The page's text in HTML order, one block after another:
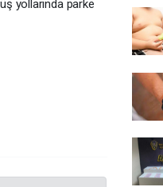
yollarında parke